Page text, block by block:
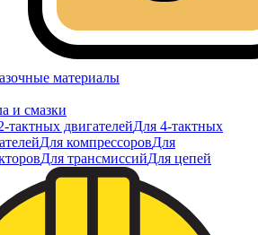
материалы
и смазки
тактных двигателейДля 4-тактных
Для компрессоровДля
Для трансмиссийДля цепей